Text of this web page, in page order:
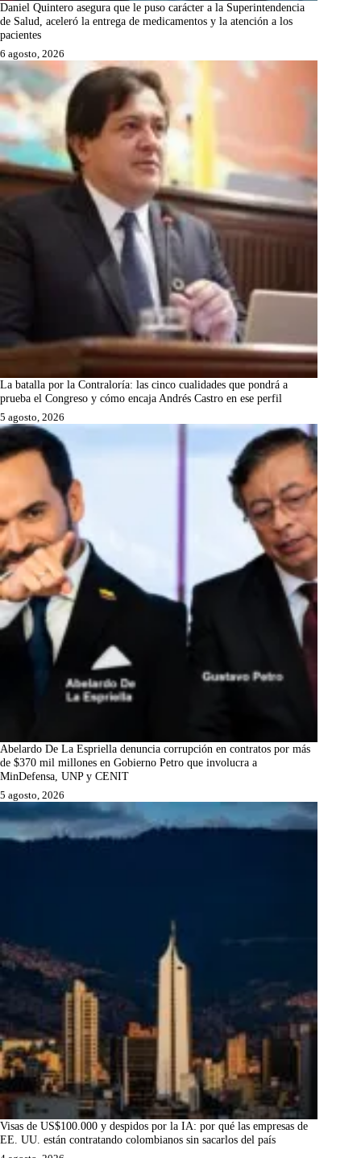
Daniel Quintero asegura que le puso carácter a la Superintendencia
de Salud, aceleró la entrega de medicamentos y la atención a los
pacientes
6 agosto, 2026
La batalla por la Contraloría: las cinco cualidades que pondrá a
prueba el Congreso y cómo encaja Andrés Castro en ese perfil
5 agosto, 2026
Abelardo De La Espriella denuncia corrupción en contratos por más
de $370 mil millones en Gobierno Petro que involucra a
MinDefensa, UNP y CENIT
5 agosto, 2026
Visas de US$100.000 y despidos por la IA: por qué las empresas de
EE. UU. están contratando colombianos sin sacarlos del país